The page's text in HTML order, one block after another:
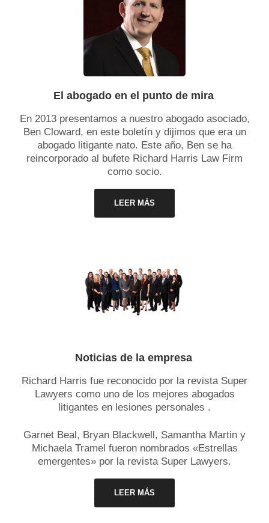
El abogado en el punto de mira
En 2013 presentamos a nuestro abogado asociado,
Ben Cloward, en este boletín y dijimos que era un
abogado litigante nato. Este año, Ben se ha
reincorporado al bufete Richard Harris Law Firm
como socio.
LEER MÁS
Noticias de la empresa
Richard Harris fue reconocido por la revista Super
Lawyers como uno de los mejores abogados
litigantes en lesiones personales .
Garnet Beal, Bryan Blackwell, Samantha Martin y
Michaela Tramel fueron nombrados «Estrellas
emergentes» por la revista Super Lawyers.
LEER MÁS